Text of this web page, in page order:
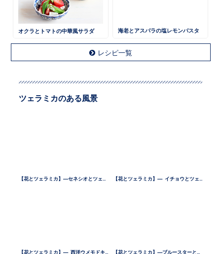
オクラとトマトの中華風サラダ 海老とアスパラの塩レモンパスタ
レシピ一覧
ツェラミカのある風景